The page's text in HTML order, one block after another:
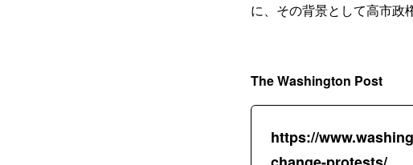
に、その背景として高市政
The Washington Post
https://